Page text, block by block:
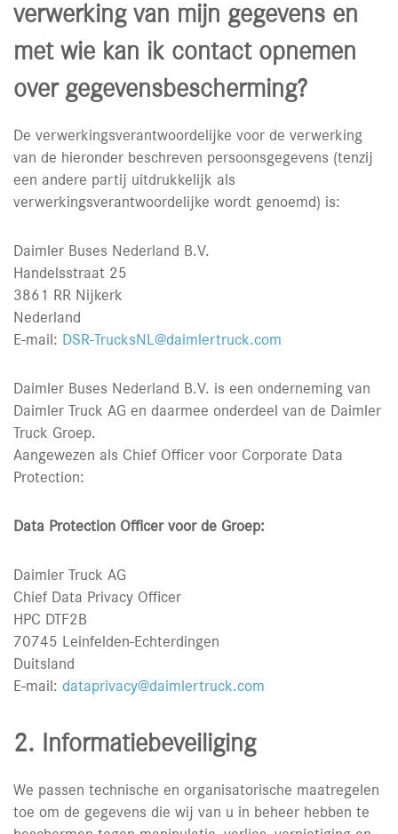
verwerking van mijn gegevens en
met wie kan ik contact opnemen
over gegevensbescherming?
De verwerkingsverantwoordelijke voor de verwerking
van de hieronder beschreven persoonsgegevens (tenzij
een andere partij uitdrukkelijk als
verwerkingsverantwoordelijke wordt genoemd) is:
Daimler Buses Nederland B.V.
Handelsstraat 25
3861 RR Nijkerk
Nederland
E-mail: DSR-TrucksNL@daimlertruck.com
Daimler Buses Nederland B.V. is een onderneming van
Daimler Truck AG en daarmee onderdeel van de Daimler
Truck Groep.
Aangewezen als Chief Officer voor Corporate Data
Protection:
Data Protection Officer voor de Groep:
Daimler Truck AG
Chief Data Privacy Officer
HPC DTF2B
70745 Leinfelden-Echterdingen
Duitsland
E-mail: dataprivacy@daimlertruck.com
2. Informatiebeveiliging
We passen technische en organisatorische maatregelen
toe om de gegevens die wij van u in beheer hebben te